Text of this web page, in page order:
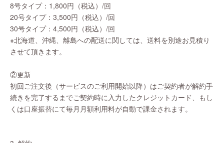
8号タイプ：1,800円（税込）/回
20号タイプ：3,500円（税込）/回
30号タイプ：4,500円（税込）/回
※北海道、沖縄、離島への配送に関しては、送料を別途お見積り
させて頂きます。
②更新
初回ご注文後（サービスのご利用開始以降）はご契約者が解約手
続きを完了するまでご契約時に入力したクレジットカード、もし
くは口座振替にて毎月月額利用料が自動で課金されます。